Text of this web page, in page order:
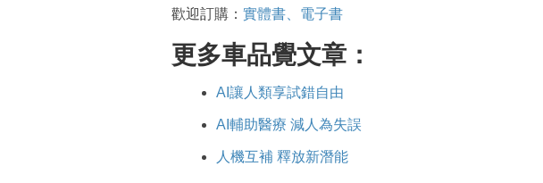
歡迎訂購： 實體書、電子書
更多車品覺文章：
AI讓人類享試錯自由
AI輔助醫療 減人為失誤
人機互補 釋放新潛能